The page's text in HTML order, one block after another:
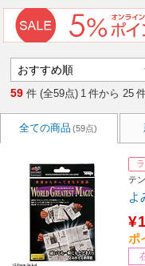
59 件 (全59点) 1 件から 25
全ての商品 (59点)
テ
よ
ポ